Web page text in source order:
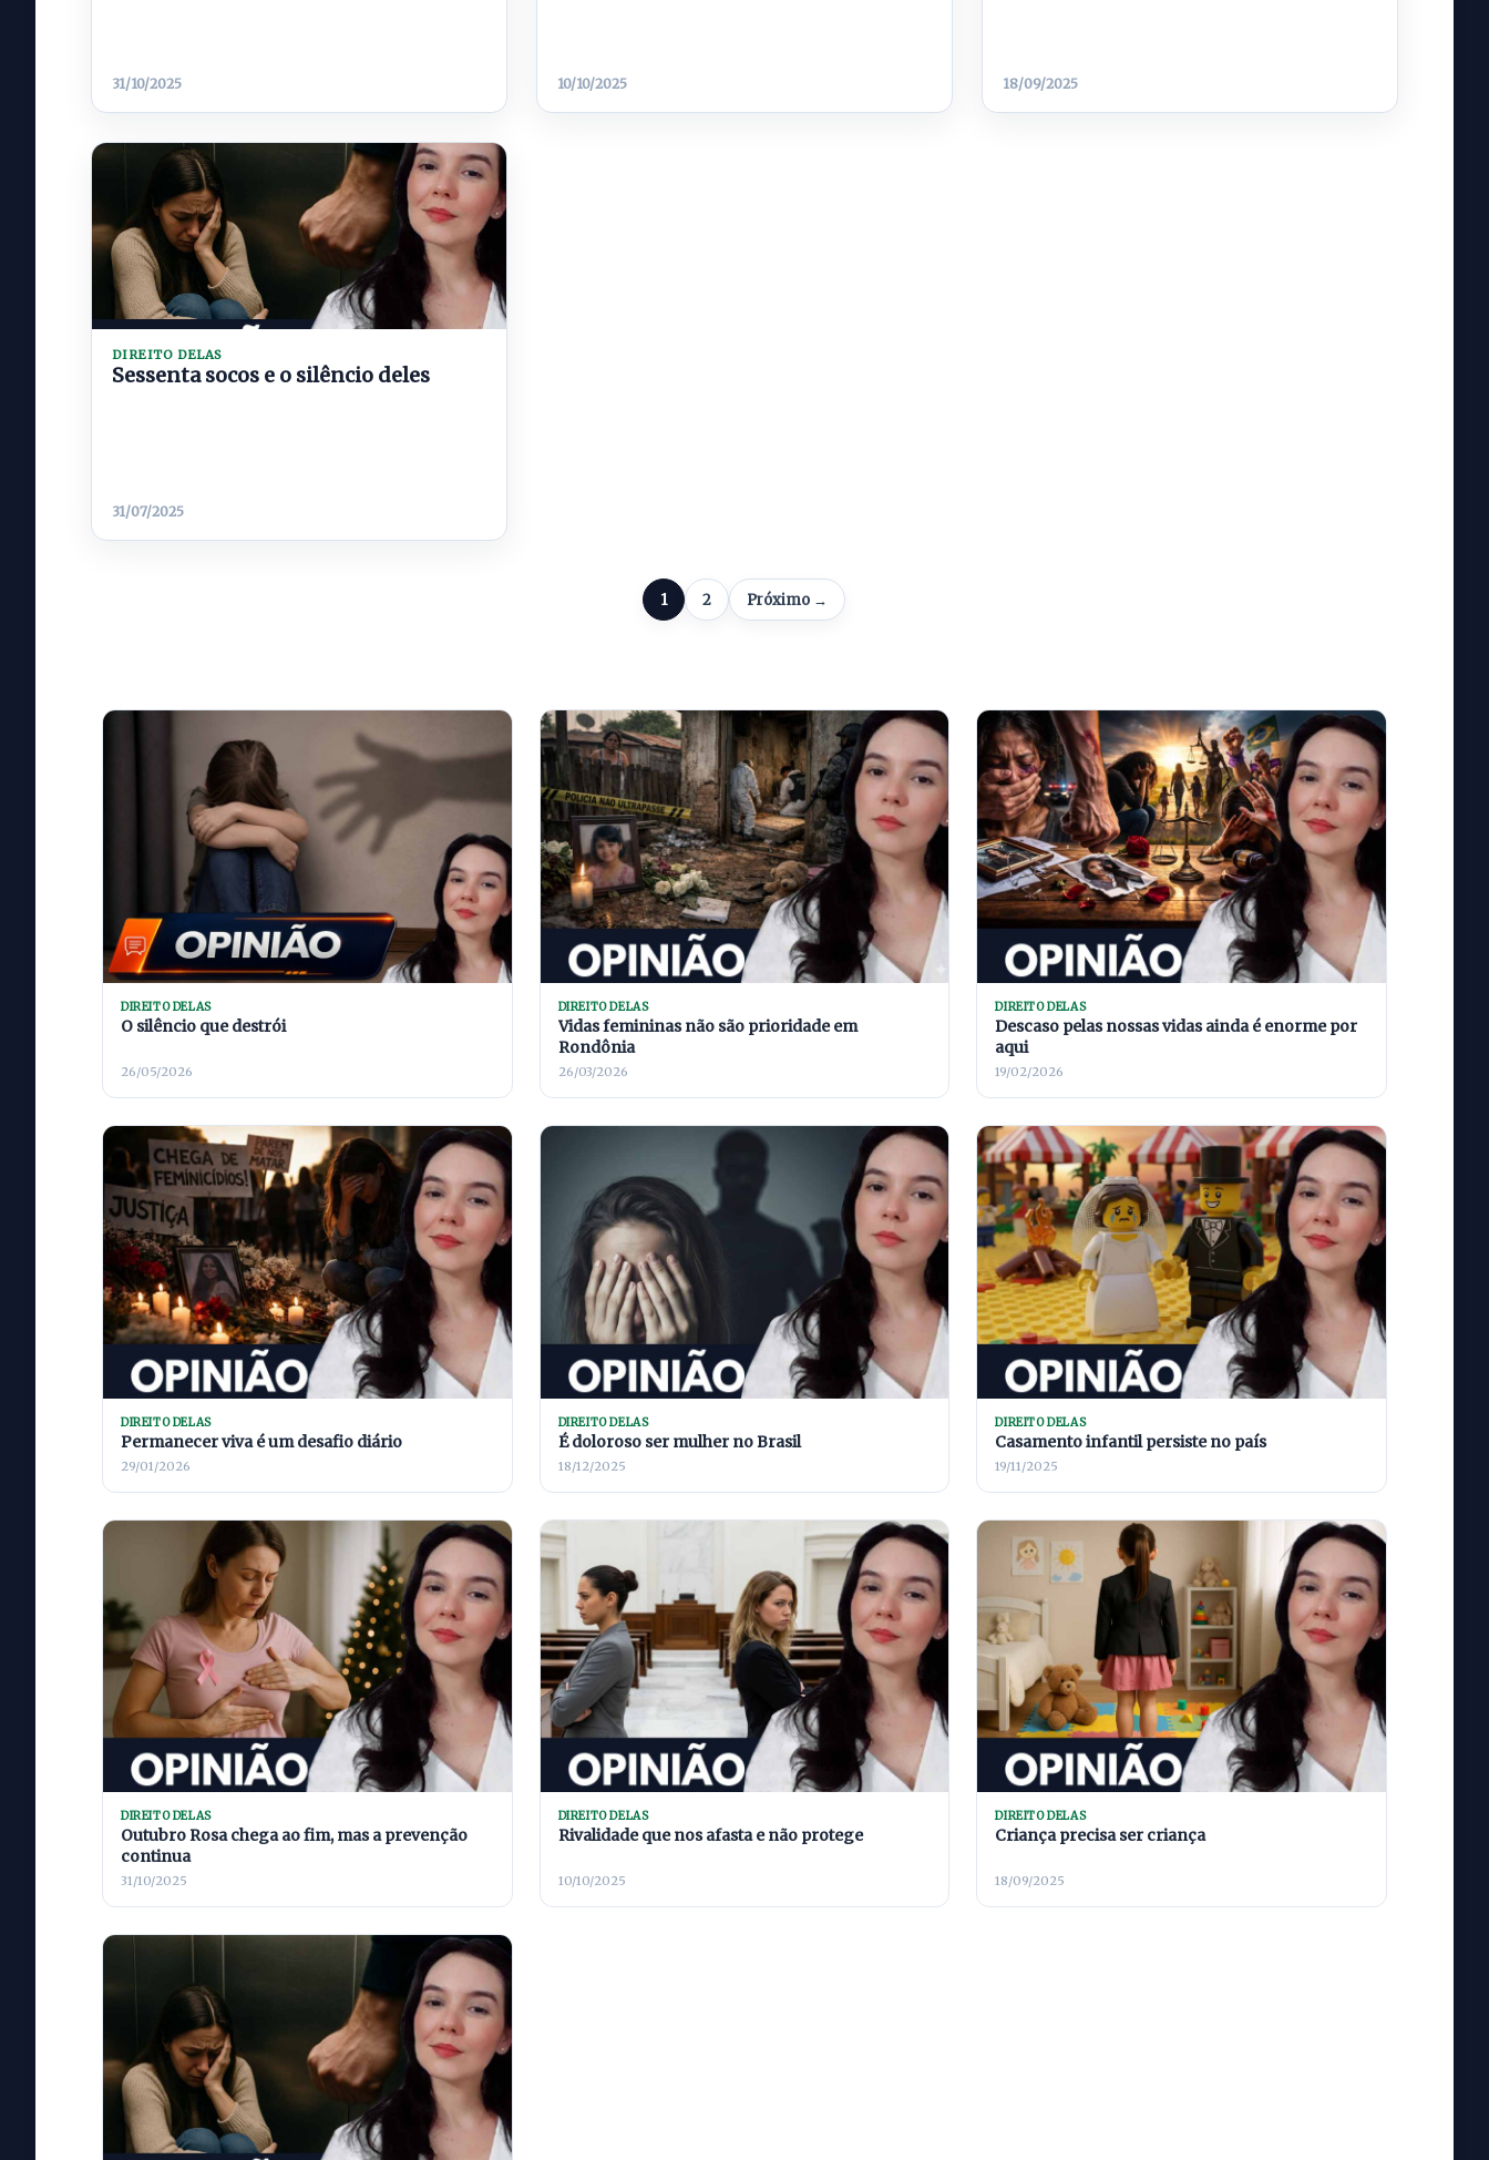
31/10/2025 10/10/2025 18/09/2025
DIREITO DELAS
Sessenta socos e o silêncio deles
31/07/2025
1 2 Próximo →
DIREITO DELAS
O silêncio que destrói
26/05/2026
DIREITO DELAS
Vidas femininas não são prioridade em
Rondônia
26/03/2026
DIREITO DELAS
Descaso pelas nossas vidas ainda é enorme por
aqui
19/02/2026
DIREITO DELAS
Permanecer viva é um desafio diário
29/01/2026
DIREITO DELAS
É doloroso ser mulher no Brasil
18/12/2025
DIREITO DELAS
Casamento infantil persiste no país
19/11/2025
DIREITO DELAS
Outubro Rosa chega ao fim, mas a prevenção
continua
31/10/2025
DIREITO DELAS
Rivalidade que nos afasta e não protege
10/10/2025
DIREITO DELAS
Criança precisa ser criança
18/09/2025